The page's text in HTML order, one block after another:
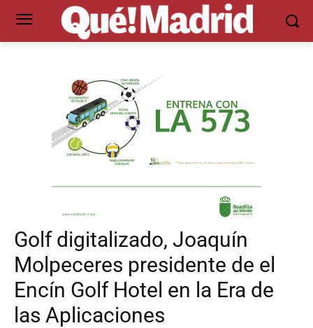
Golf digitalizado, Joaquín
Molpeceres presidente de el
Encín Golf Hotel en la Era de
las Aplicaciones